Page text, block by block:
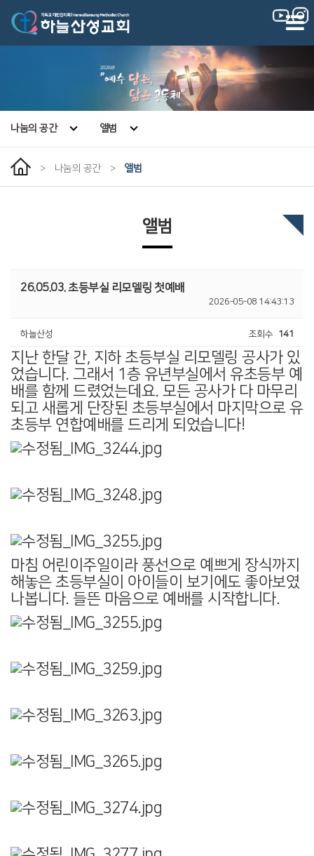
|
나눔의 공간 앨범
> 나눔의 공간 > 앨범
앨범
26.05.03. 초등부실 리모델링 첫예배
2026-05-08 14:43:13
하늘산성 조회수 141
지난 한달 간, 지하 초등부실 리모델링 공사가 있
었습니다. 그래서 1층 유년부실에서 유초등부 예
배를 함께 드렸었는데요. 모든 공사가 다 마무리
되고 새롭게 단장된 초등부실에서 마지막으로 유
초등부 연합예배를 드리게 되었습니다!
마침 어린이주일이라 풍선으로 예쁘게 장식까지
해놓은 초등부실이 아이들이 보기에도 좋아보였
나봅니다. 들뜬 마음으로 예배를 시작합니다.